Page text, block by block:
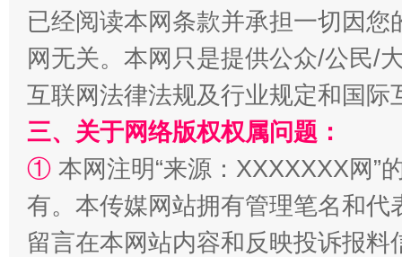
解纷+调解+退费，一次搞定
已经阅读本网条款并承担一切因
网无关。本网只是提供公众/公民/
互联网法律法规及行业规定和国
三、关于网络版权权属问题：
① 本网注明“来源：XXXXXXX网”
有。本传媒网站拥有管理笔名和
留言在本网站内容和反映投诉报